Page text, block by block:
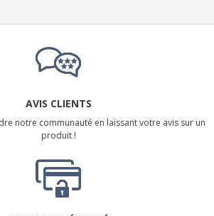
AVIS CLIENTS
notre communauté en laissant votre avis sur un
produit !